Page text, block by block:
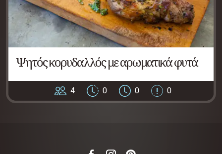
Ψητός κορυδαλλός με αρωματικά φυτά
4 0 0 0